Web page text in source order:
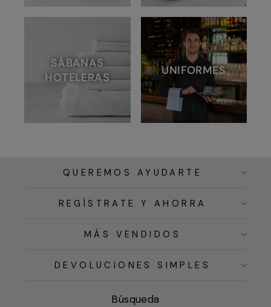
SÁBANAS
HOTELERAS
UNIFORMES
QUEREMOS AYUDARTE
REGÍSTRATE Y AHORRA
MÁS VENDIDOS
DEVOLUCIONES SIMPLES
Búsqueda